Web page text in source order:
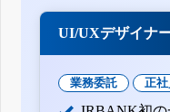
UI/UXデザイナ
業務委託 正社